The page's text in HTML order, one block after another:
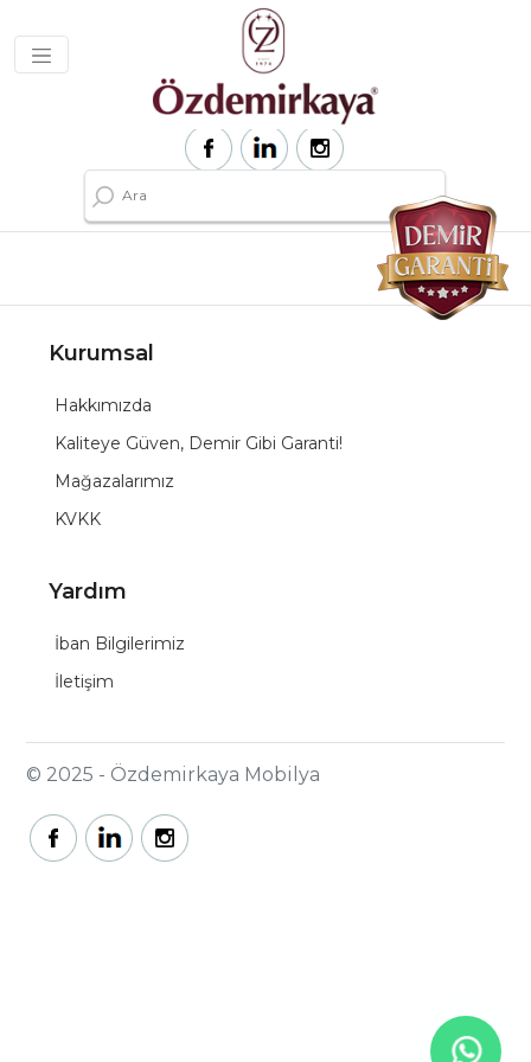
Kurumsal
Hakkımızda
Kaliteye Güven, Demir Gibi Garanti!
Mağazalarımız
KVKK
Yardım
İban Bilgilerimiz
İletişim
© 2025 - Özdemirkaya Mobilya